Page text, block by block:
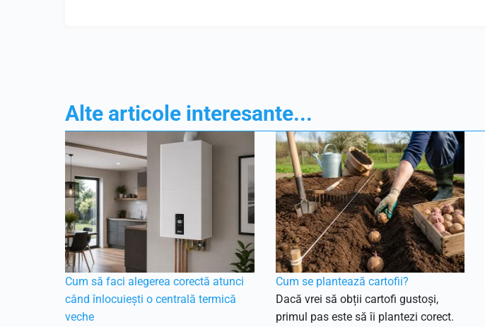
Alte articole interesante...
Cum să faci alegerea corectă atunci
când înlocuiești o centrală termică
veche
Cum se plantează cartofii?
Dacă vrei să obții cartofi gustoși,
primul pas este să îi plantezi corect.